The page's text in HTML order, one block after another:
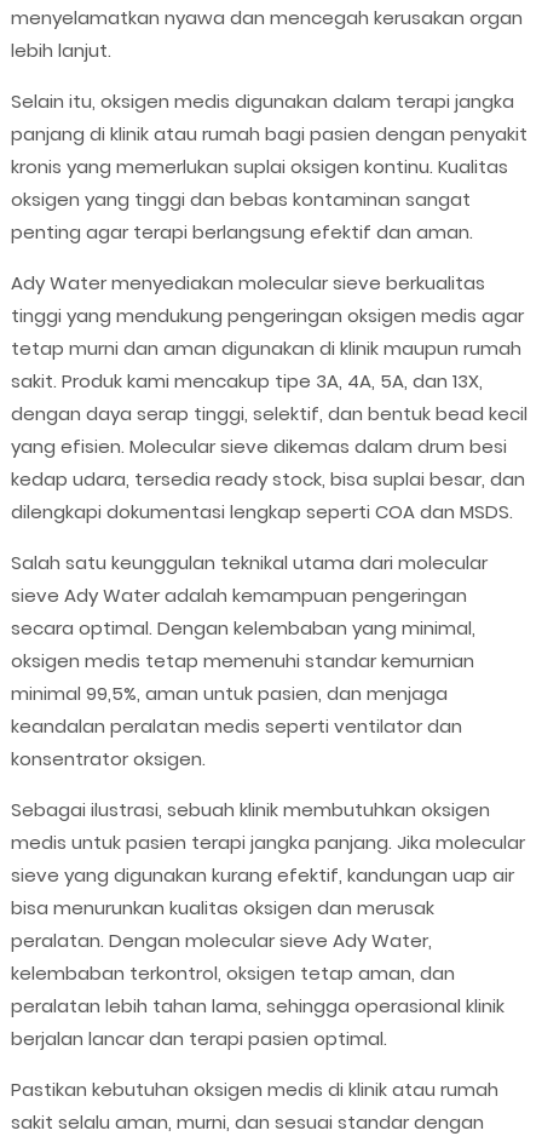
menyelamatkan nyawa dan mencegah kerusakan organ
lebih lanjut.
Selain itu, oksigen medis digunakan dalam terapi jangka
panjang di klinik atau rumah bagi pasien dengan penyakit
kronis yang memerlukan suplai oksigen kontinu. Kualitas
oksigen yang tinggi dan bebas kontaminan sangat
penting agar terapi berlangsung efektif dan aman.
Ady Water menyediakan molecular sieve berkualitas
tinggi yang mendukung pengeringan oksigen medis agar
tetap murni dan aman digunakan di klinik maupun rumah
sakit. Produk kami mencakup tipe 3A, 4A, 5A, dan 13X,
dengan daya serap tinggi, selektif, dan bentuk bead kecil
yang efisien. Molecular sieve dikemas dalam drum besi
kedap udara, tersedia ready stock, bisa suplai besar, dan
dilengkapi dokumentasi lengkap seperti COA dan MSDS.
Salah satu keunggulan teknikal utama dari molecular
sieve Ady Water adalah kemampuan pengeringan
secara optimal. Dengan kelembaban yang minimal,
oksigen medis tetap memenuhi standar kemurnian
minimal 99,5%, aman untuk pasien, dan menjaga
keandalan peralatan medis seperti ventilator dan
konsentrator oksigen.
Sebagai ilustrasi, sebuah klinik membutuhkan oksigen
medis untuk pasien terapi jangka panjang. Jika molecular
sieve yang digunakan kurang efektif, kandungan uap air
bisa menurunkan kualitas oksigen dan merusak
peralatan. Dengan molecular sieve Ady Water,
kelembaban terkontrol, oksigen tetap aman, dan
peralatan lebih tahan lama, sehingga operasional klinik
berjalan lancar dan terapi pasien optimal.
Pastikan kebutuhan oksigen medis di klinik atau rumah
sakit selalu aman, murni, dan sesuai standar dengan